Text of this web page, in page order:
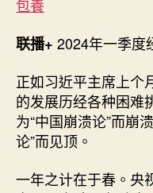
包養
联播+ 2024年一季度
正如习近平主席上个
的发展历经各种困难
为“中国崩溃论”而崩
论”而见顶。
一年之计在于春。央